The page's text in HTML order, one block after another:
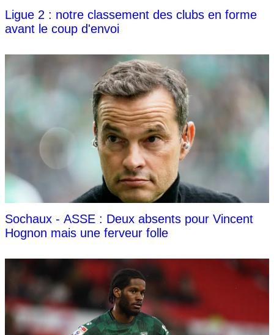
Ligue 2 : notre classement des clubs en forme
avant le coup d'envoi
Sochaux - ASSE : Deux absents pour Vincent
Hognon mais une ferveur folle